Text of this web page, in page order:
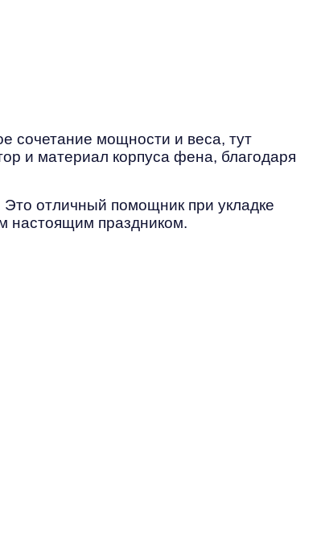
сочетание мощности и веса, тут
и материал корпуса фена, благодаря
отличный помощник при укладке
настоящим праздником.